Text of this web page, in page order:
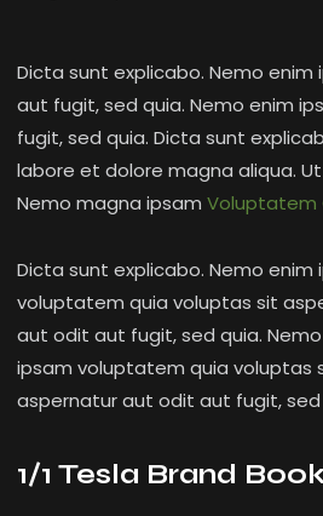
Dicta sunt explicabo. Nemo
aut fugit, sed quia. Nemo enim
fugit, sed quia. Dicta sunt
labore et dolore magna aliqua.
Nemo magna ipsam Voluptatem
Dicta sunt explicabo. Nemo enim
voluptatem quia voluptas sit
aut odit aut fugit, sed quia.
ipsam voluptatem quia voluptas
aspernatur aut odit aut fugit, sed
1/1 Tesla Brand